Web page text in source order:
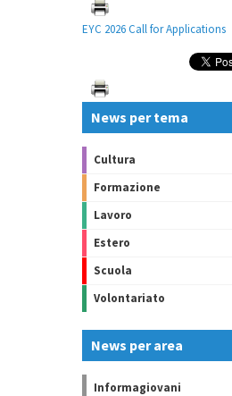
EYC 2026 Call for Applications
News per tema
Cultura
Formazione
Lavoro
Estero
Scuola
Volontariato
News per area
Informagiovani